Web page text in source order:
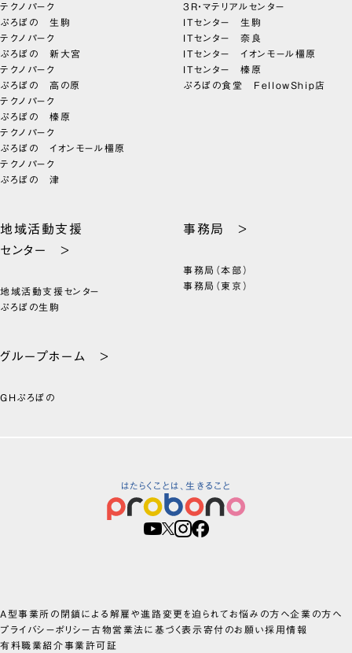
テクノパーク
ぷろぼの 生駒
テクノパーク
ぷろぼの 新大宮
テクノパーク
ぷろぼの 高の原
テクノパーク
ぷろぼの 榛原
テクノパーク
ぷろぼの イオンモール橿原
テクノパーク
ぷろぼの 津
3R・マテリアルセンター
ITセンター 生駒
ITセンター 奈良
ITセンター イオンモール橿原
ITセンター 榛原
ぷろぼの食堂 FellowShip店
地域活動支援
センター >
地域活動支援センター
ぷろぼの生駒
事務局 >
事務局（本部）
事務局（東京）
グループホーム >
GHぷろぼの
はたらくことは、生きること
A型事業所の閉鎖による解雇や進路変更を迫られてお悩みの方へ企業の方へ
プライバシーポリシー古物営業法に基づく表示寄付のお願い採用情報
有料職業紹介事業許可証